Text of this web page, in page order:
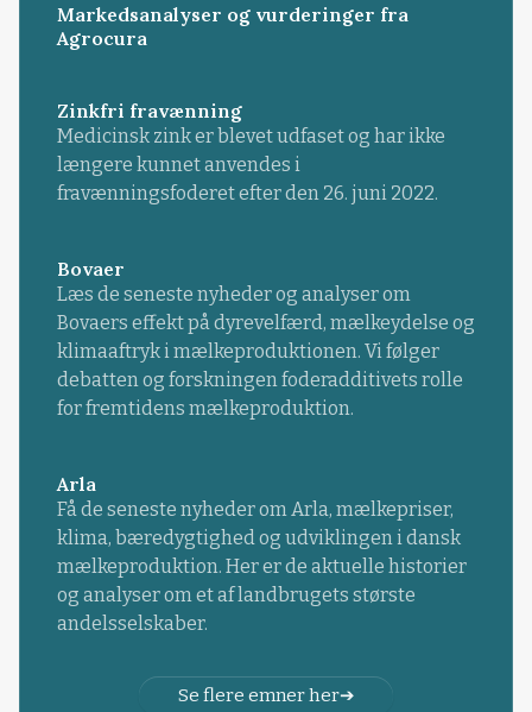
Markedsanalyser og vurderinger fra
Agrocura
Zinkfri fravænning
Medicinsk zink er blevet udfaset og har ikke
længere kunnet anvendes i
fravænningsfoderet efter den 26. juni 2022.
Bovaer
Læs de seneste nyheder og analyser om
Bovaers effekt på dyrevelfærd, mælkeydelse og
klimaaftryk i mælkeproduktionen. Vi følger
debatten og forskningen foderadditivets rolle
for fremtidens mælkeproduktion.
Arla
Få de seneste nyheder om Arla, mælkepriser,
klima, bæredygtighed og udviklingen i dansk
mælkeproduktion. Her er de aktuelle historier
og analyser om et af landbrugets største
andelsselskaber.
Se flere emner her